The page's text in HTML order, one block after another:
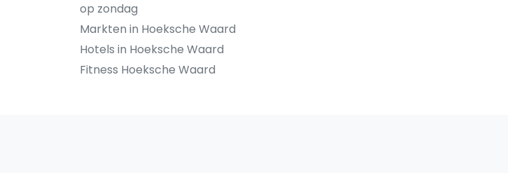
op zondag
Markten in Hoeksche Waard
Hotels in Hoeksche Waard
Fitness Hoeksche Waard